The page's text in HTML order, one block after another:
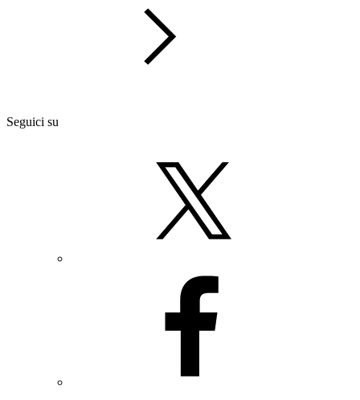
Seguici su